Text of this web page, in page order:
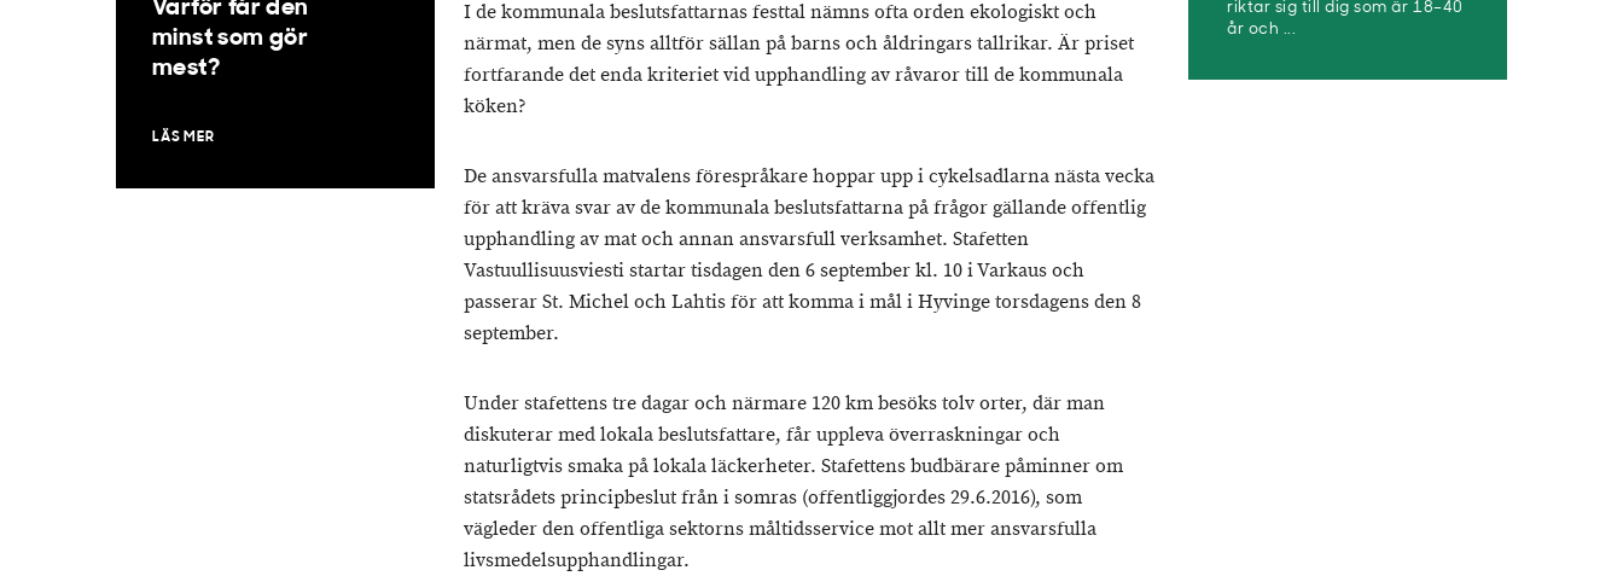
I de kommunala beslutsfattarnas festtal nämns ofta orden ekologiskt och
närmat, men de syns alltför sällan på barns och åldringars tallrikar. Är priset
fortfarande det enda kriteriet vid upphandling av råvaror till de kommunala
köken?
De ansvarsfulla matvalens förespråkare hoppar upp i cykelsadlarna nästa vecka
för att kräva svar av de kommunala beslutsfattarna på frågor gällande offentlig
upphandling av mat och annan ansvarsfull verksamhet. Stafetten
Vastuullisuusviesti startar tisdagen den 6 september kl. 10 i Varkaus och
passerar St. Michel och Lahtis för att komma i mål i Hyvinge torsdagens den 8
september.
Under stafettens tre dagar och närmare 120 km besöks tolv orter, där man
diskuterar med lokala beslutsfattare, får uppleva överraskningar och
naturligtvis smaka på lokala läckerheter. Stafettens budbärare påminner om
statsrådets principbeslut från i somras (offentliggjordes 29.6.2016), som
vägleder den offentliga sektorns måltidsservice mot allt mer ansvarsfulla
livsmedelsupphandlingar.
Varför får den
minst som gör
mest?
LÄS MER
riktar sig till dig som är 18–40
år och ...